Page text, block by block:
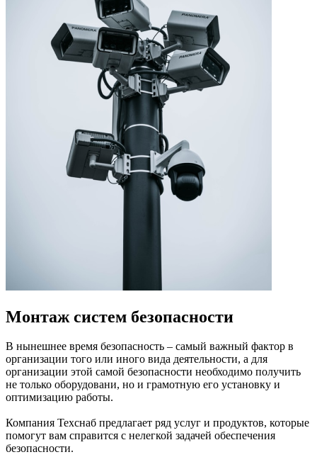
Монтаж систем безопасности
В нынешнее время безопасность – самый важный фактор в
организации того или иного вида деятельности, а для
организации этой самой безопасности необходимо получить
не только оборудовани, но и грамотную его установку и
оптимизацию работы.
Компания Техснаб предлагает ряд услуг и продуктов, которые
помогут вам справится с нелегкой задачей обеспечения
безопасности.